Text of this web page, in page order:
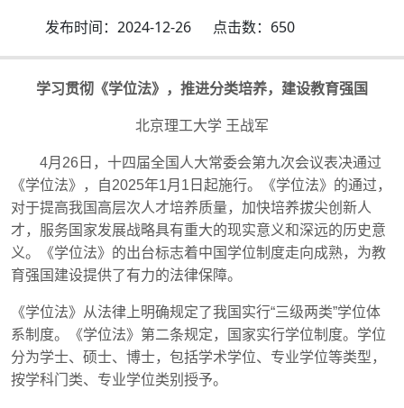
2024-12-26 650
学习贯彻《学位法》，推进分类培养，建设教育强国
北京理工大学 王战军
4月 26 日，十四届全国人大常委会第九次会议表决通过
《学位法》，自2025年1月 1 日起施行。《学位法》的通过，
对于提高我国高层次人才培养质量，加快培养拔尖创新人
才，服务国家发展战略具有重大的现实意义和深远的历史意
义。《学位法》的出台标志着中国学位制度走向成熟，为教
育强国建设提供了有力的法律保障。
《学位法》从法律上明确规定了我国实行“三级两类”学位体
系制度。《学位法》第二条规定，国家实行学位制度。学位
分为学士、硕士、博士，包括学术学位、专业学位等类型，
按学科门类、专业学位类别授予。